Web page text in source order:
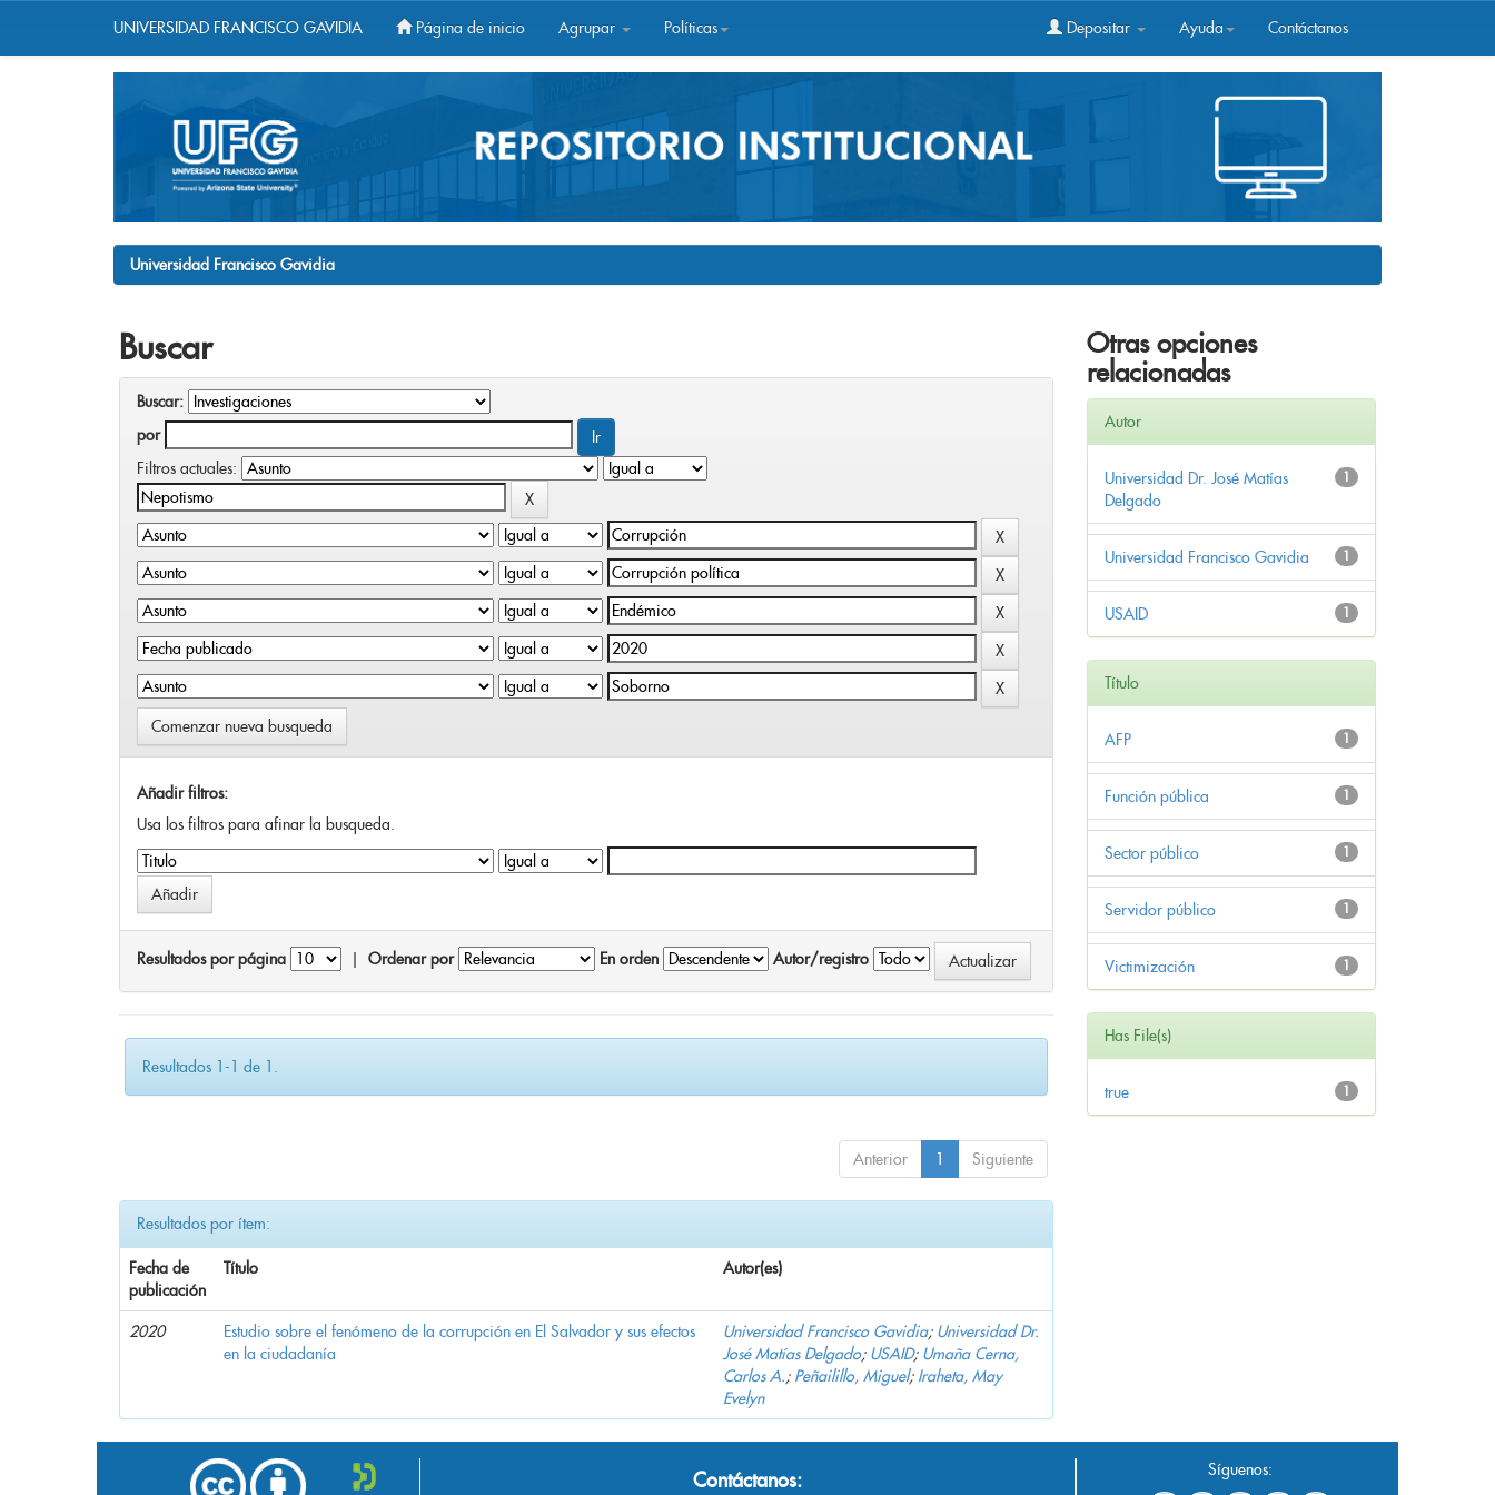
UNIVERSIDAD FRANCISCO GAVIDIA Página de inicio Agrupar Políticas Depositar Ayuda Contáctanos
Universidad Francisco Gavidia
Buscar
Buscar:
por
Filtros actuales:
Comenzar nueva busqueda
Añadir filtros:
Usa los filtros para afinar la busqueda.
Resultados por página Ordenar por En orden Autor/registro
Resultados 1-1 de 1.
Anterior 1 Siguiente
Resultados por ítem:
Fecha de
publicación
Título Autor(es)
2020
Estudio sobre el fenómeno de la corrupción en El Salvador y sus efectos
en la ciudadanía
Universidad Francisco Gavidia; Universidad Dr.
José Matías Delgado; USAID; Umaña Cerna,
Carlos A.; Peñailillo, Miguel; Iraheta, May
Evelyn
Otras opciones
relacionadas
Autor
1
Universidad Dr. José Matías
Delgado
1
Universidad Francisco Gavidia
1
USAID
Título
1
AFP
1
Función pública
1
Sector público
1
Servidor público
1
Victimización
Has File(s)
1
true
Contáctanos: Síguenos: